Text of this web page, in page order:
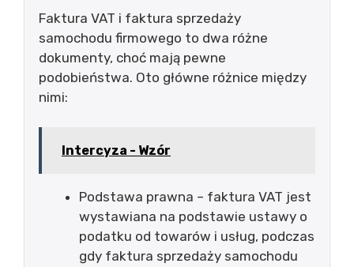
Faktura VAT i faktura sprzedaży
samochodu firmowego to dwa różne
dokumenty, choć mają pewne
podobieństwa. Oto główne różnice między
nimi:
Intercyza - Wzór
Podstawa prawna – faktura VAT jest
wystawiana na podstawie ustawy o
podatku od towarów i usług, podczas
gdy faktura sprzedaży samochodu